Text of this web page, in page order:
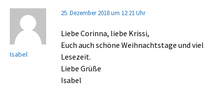
Isabel
25. Dezember 2018 um 12:21 Uhr
Liebe Corinna, liebe Krissi,
Euch auch schöne Weihnachtstage und viel
Lesezeit.
Liebe Grüße
Isabel